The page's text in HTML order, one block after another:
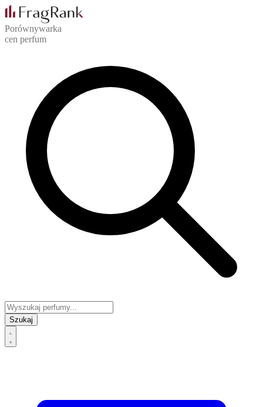
Porównywarka
cen perfum
Szukaj